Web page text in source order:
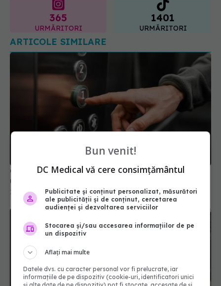
365
URMĂRITORI
1401
URMĂRITORI
ARTICOLE SIMILARE
Ce ne dezvăluie butoanele de lift despre mintea
umană și emoții
14 mar 2026, 09:00
Bun venit!
DC Medical vă cere consimțământul
Publicitate și conținut personalizat, măsurători
ale publicității și de conținut, cercetarea
audienței și dezvoltarea serviciilor
Stocarea și/sau accesarea informațiilor de pe
un dispozitiv
Aflați mai multe
Datele dvs. cu caracter personal vor fi prelucrate, iar
informațiile de pe dispozitiv (cookie-uri, identificatori unici